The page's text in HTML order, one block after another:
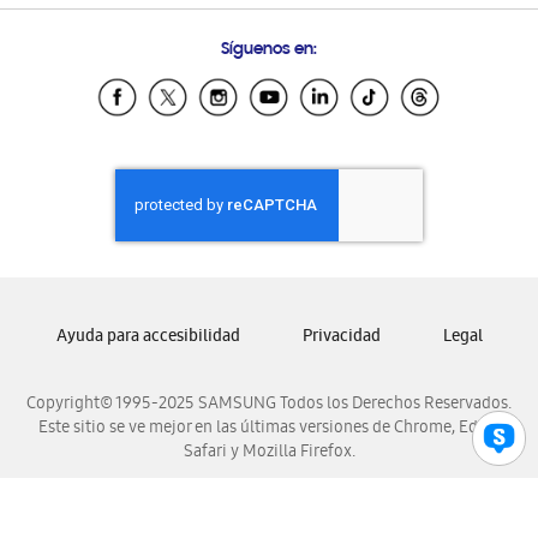
Samsung Ecuador
Samsung El Salvador
Samsung Honduras
Samsung Nicaragua
Samsung Panamá
Samsung Venezuela
Síguenos en:
Copyright© 1995-2025 SAMSUNG Todos los Derechos Reservados.
Este sitio se ve mejor en las últimas versiones de Chrome, Edge,
Safari y Mozilla Firefox.
Ayuda para accesibilidad Privacidad Legal